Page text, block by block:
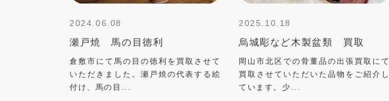
2024.06.08
瀬戸焼 馬の目徳利
倉敷市にて馬の目の徳利を買取させて
いただきました。瀬戸焼の代表する絵
付け、馬の目...
2025.10.18
烏城彫など木製盆類 買取
岡山市北区での骨董品の出張買取にて
買取させていただいた品物をご紹介し
ています。少...